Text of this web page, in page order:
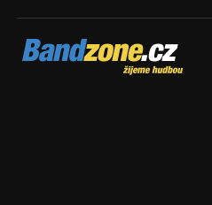
Bandzone.cz
žijeme hudbou